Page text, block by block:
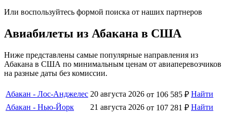
Или воспользуйтесь формой поиска от наших партнеров
Авиабилеты из Абакана в США
Ниже представлены самые популярные направления из
Абакана в США по минимальным ценам от авиаперевозчиков
на разные даты без комиссии.
Абакан - Лос-Анджелес 20 августа 2026 от 106 585 ₽ Найти
Абакан - Нью-Йорк
21 августа 2026 от 107 281 ₽ Найти